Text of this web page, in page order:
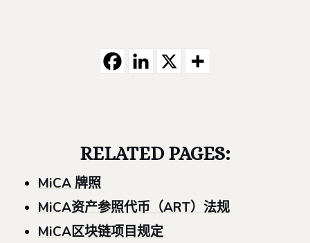
RELATED PAGES:
MiCA 牌照
MiCA资产参照代币（ART）法规
MiCA区块链项目规定